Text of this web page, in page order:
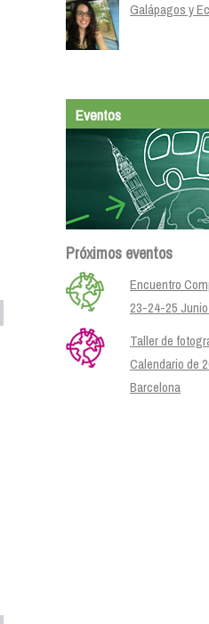
Galápagos y
Eventos
Próximos eventos
Encuentro
23-24-25
Taller de
Calendario de
Barcelona